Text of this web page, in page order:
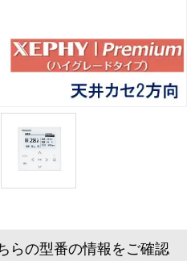
らの型番の情報をご確認